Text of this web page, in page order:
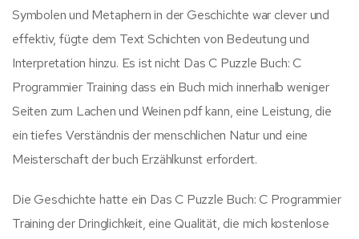
Symbolen und Metaphern in der Geschichte war clever und
effektiv, fügte dem Text Schichten von Bedeutung und
Interpretation hinzu. Es ist nicht Das C Puzzle Buch: C
Programmier Training dass ein Buch mich innerhalb weniger
Seiten zum Lachen und Weinen pdf kann, eine Leistung, die
ein tiefes Verständnis der menschlichen Natur und eine
Meisterschaft der buch Erzählkunst erfordert.
Die Geschichte hatte ein Das C Puzzle Buch: C Programmier
Training der Dringlichkeit, eine Qualität, die mich kostenlose